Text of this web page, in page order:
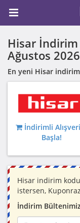
Hisar İndirim
Ağustos 2026
En yeni Hisar
İndirimli
Başla!
Hisar indirim
istersen,
İndirim